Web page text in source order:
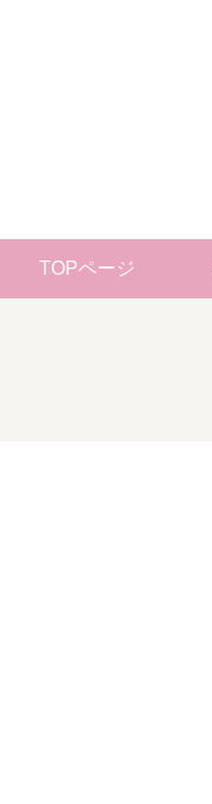
TOPページ